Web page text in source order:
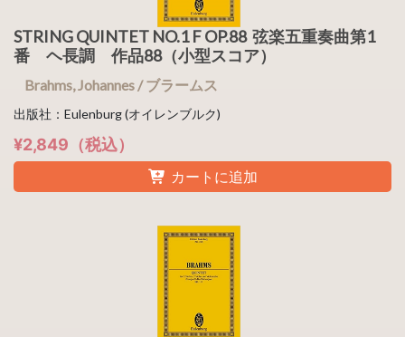
STRING QUINTET NO.1 F OP.88 弦楽五重奏曲第1
番 ヘ長調 作品88（小型スコア）
Brahms, Johannes / ブラームス
出版社：Eulenburg (オイレンブルク)
¥2,849（税込）
カートに追加